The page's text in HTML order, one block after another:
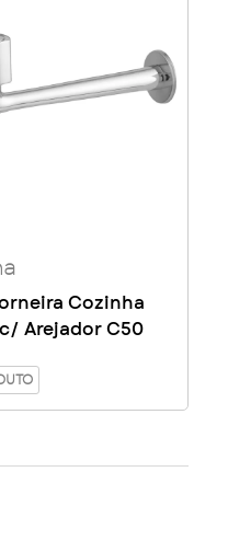
Cozinha
c/ Arejador C50